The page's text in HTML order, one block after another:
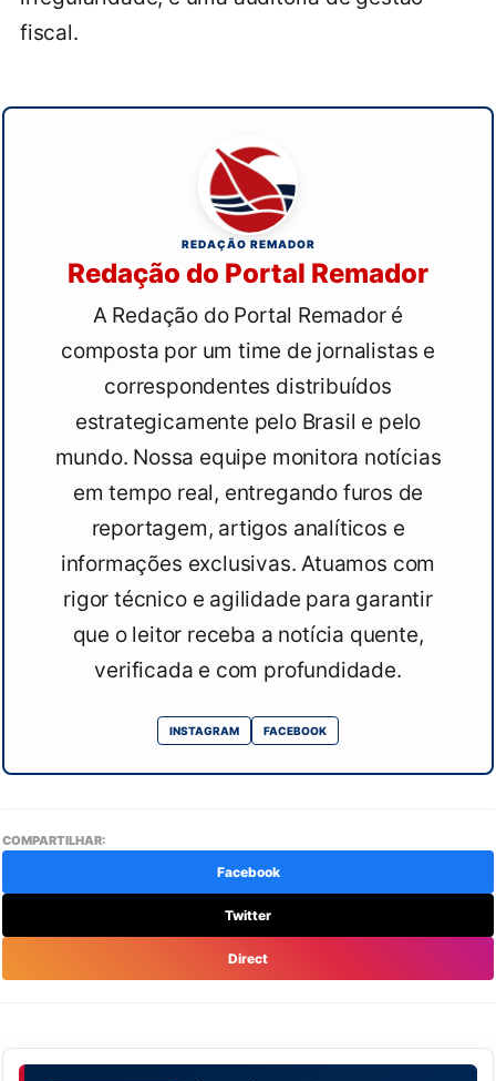
fiscal.
REDAÇÃO REMADOR
Redação do Portal Remador
A Redação do Portal Remador é
composta por um time de jornalistas e
correspondentes distribuídos
estrategicamente pelo Brasil e pelo
mundo. Nossa equipe monitora notícias
em tempo real, entregando furos de
reportagem, artigos analíticos e
informações exclusivas. Atuamos com
rigor técnico e agilidade para garantir
que o leitor receba a notícia quente,
verificada e com profundidade.
INSTAGRAM FACEBOOK
COMPARTILHAR:
Facebook
Twitter
Direct